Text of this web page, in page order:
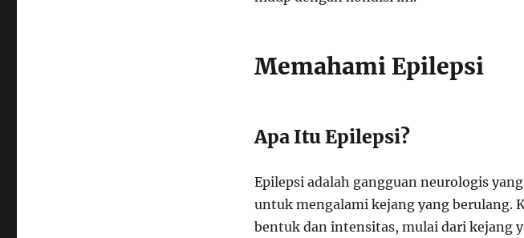
Memahami Epilepsi
Apa Itu Epilepsi?
Epilepsi adalah gangguan neurologis
untuk mengalami kejang yang berulang.
bentuk dan intensitas, mulai dari kejang